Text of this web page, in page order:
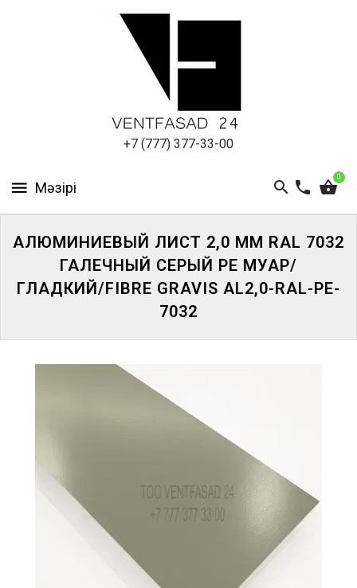
+7 (777) 377-33-00
0
ПАНЕЛИ
АЛЮМИНИЕВЫЙ ЛИСТ 2,0 ММ RAL 7032
ГАЛЕЧНЫЙ СЕРЫЙ PE МУАР/
ГЛАДКИЙ/FIBRE GRAVIS AL2,0-RAL-PE-
7032